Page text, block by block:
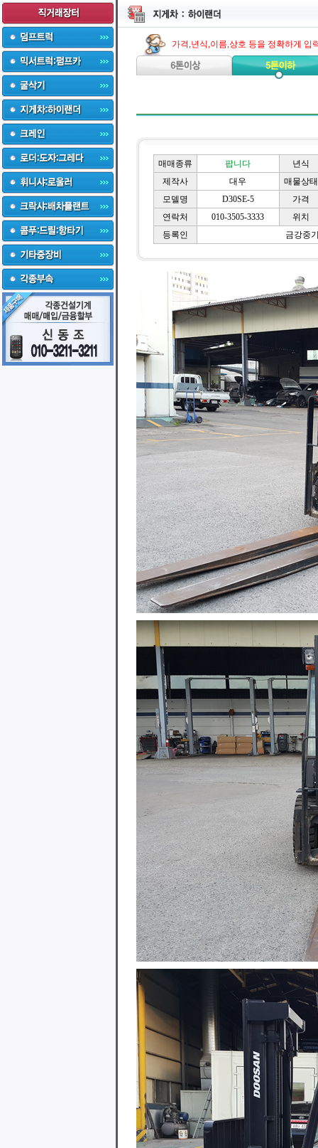
가격,년식,이름,상호 등을 정확하게 입
매매종류 팝니다
년식
제작사
대우
매물상태
모델명
D30SE-5
가격
연락처
010-3505-3333
위치
등록인
금강중